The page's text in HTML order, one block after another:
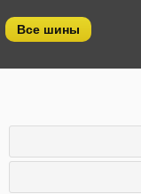
Все шины